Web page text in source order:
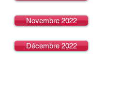
Novembre 2022
Décembre 2022